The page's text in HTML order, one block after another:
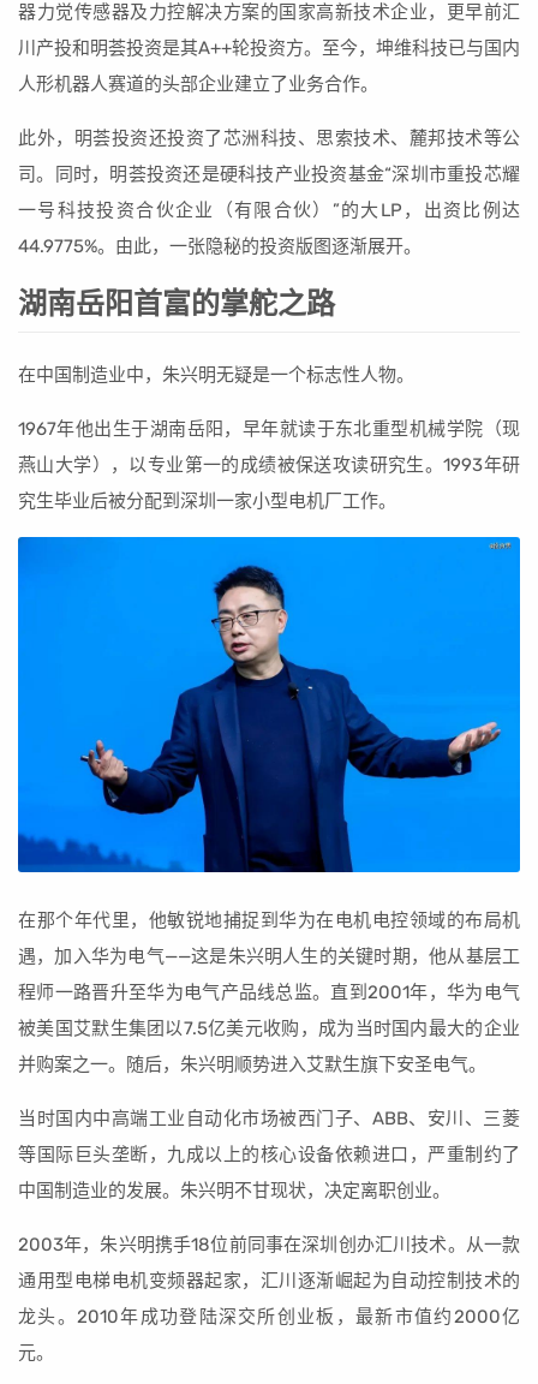
器力觉传感器及力控解决方案的国家高新技术企业，更早前汇
川产投和明荟投资是其A++轮投资方。至今，坤维科技已与国内
人形机器人赛道的头部企业建立了业务合作。
此外，明荟投资还投资了芯洲科技、思索技术、麓邦技术等公
司。同时，明荟投资还是硬科技产业投资基金“深圳市重投芯耀
一号科技投资合伙企业（有限合伙）”的大LP，出资比例达
44.9775%。由此，一张隐秘的投资版图逐渐展开。
湖南岳阳首富的掌舵之路
在中国制造业中，朱兴明无疑是一个标志性人物。
1967年他出生于湖南岳阳，早年就读于东北重型机械学院（现
燕山大学），以专业第一的成绩被保送攻读研究生。1993年研
究生毕业后被分配到深圳一家小型电机厂工作。
在那个年代里，他敏锐地捕捉到华为在电机电控领域的布局机
遇，加入华为电气——这是朱兴明人生的关键时期，他从基层工
程师一路晋升至华为电气产品线总监。直到2001年，华为电气
被美国艾默生集团以7.5亿美元收购，成为当时国内最大的企业
并购案之一。随后，朱兴明顺势进入艾默生旗下安圣电气。
当时国内中高端工业自动化市场被西门子、ABB、安川、三菱
等国际巨头垄断，九成以上的核心设备依赖进口，严重制约了
中国制造业的发展。朱兴明不甘现状，决定离职创业。
2003年，朱兴明携手18位前同事在深圳创办汇川技术。从一款
通用型电梯电机变频器起家，汇川逐渐崛起为自动控制技术的
龙头。2010年成功登陆深交所创业板，最新市值约2000亿
元。